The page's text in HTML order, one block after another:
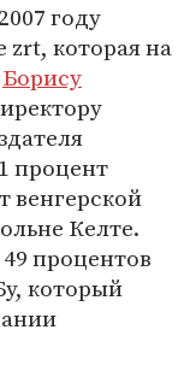
году
которая на
Борису
процент
венгерской
Келте.
процентов
который